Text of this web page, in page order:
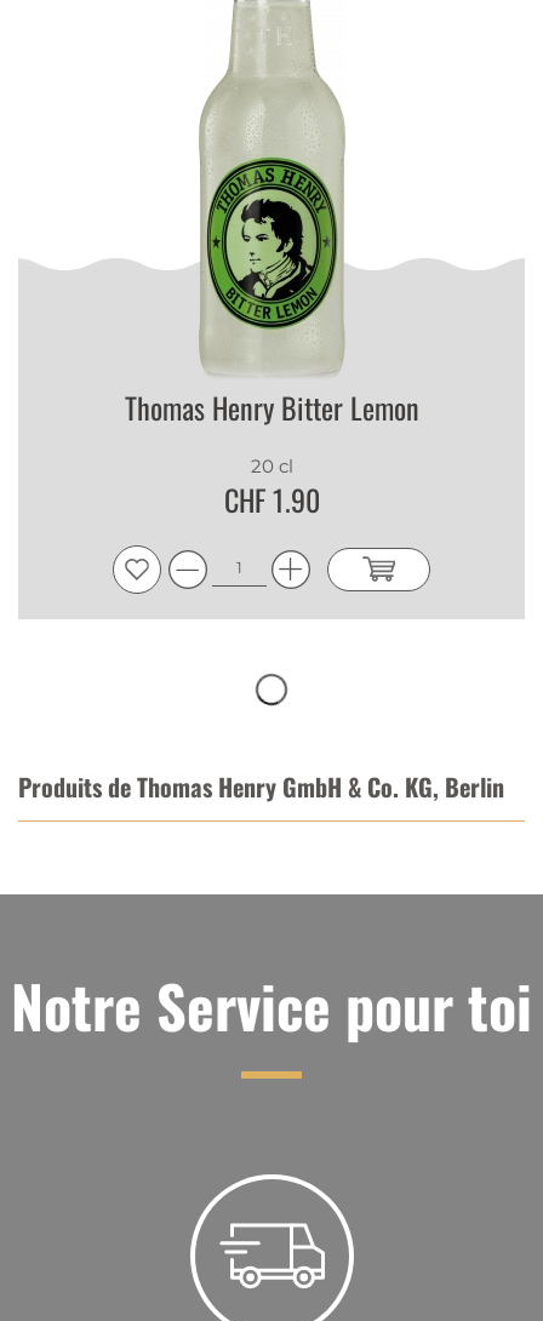
Thomas Henry Bitter Lemon
20 cl
CHF 1.90
Produits de Thomas Henry GmbH & Co. KG, Berlin
Notre Service pour toi